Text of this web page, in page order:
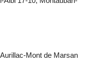
Mont de Marsan